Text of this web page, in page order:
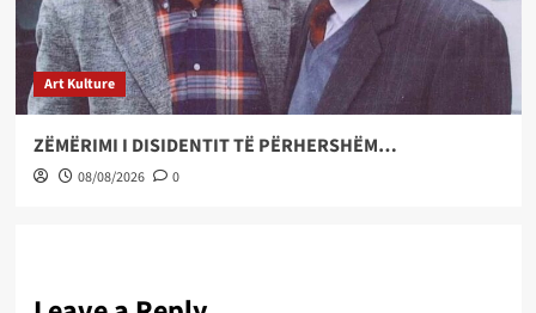
Art Kulture
ZËMËRIMI I DISIDENTIT TË PËRHERSHËM…
08/08/2026 0